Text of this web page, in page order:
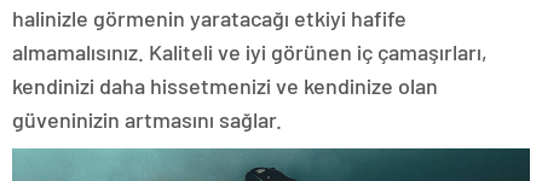
halinizle görmenin yaratacağı etkiyi hafife
almamalısınız. Kaliteli ve iyi görünen iç çamaşırları,
kendinizi daha hissetmenizi ve kendinize olan
güveninizin artmasını sağlar.